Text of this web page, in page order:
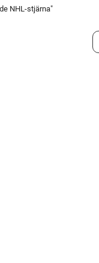
NHL-stjärna"